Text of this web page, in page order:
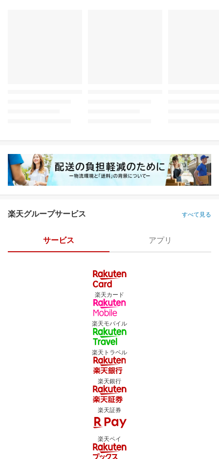
楽天グループサービス すべて見る
サービス アプリ
楽天カード
楽天モバイル
楽天トラベル
楽天銀行
楽天証券
楽天ペイ